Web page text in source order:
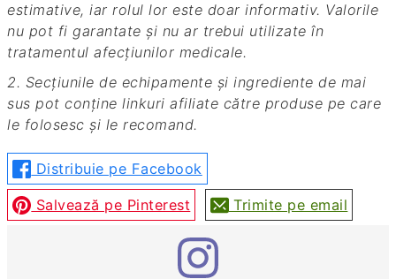
estimative, iar rolul lor este doar informativ. Valorile
nu pot fi garantate și nu ar trebui utilizate în
tratamentul afecțiunilor medicale.
2. Secțiunile de echipamente și ingrediente de mai
sus pot conține linkuri afiliate către produse pe care
le folosesc și le recomand.
Distribuie pe Facebook
Salvează pe Pinterest Trimite pe email